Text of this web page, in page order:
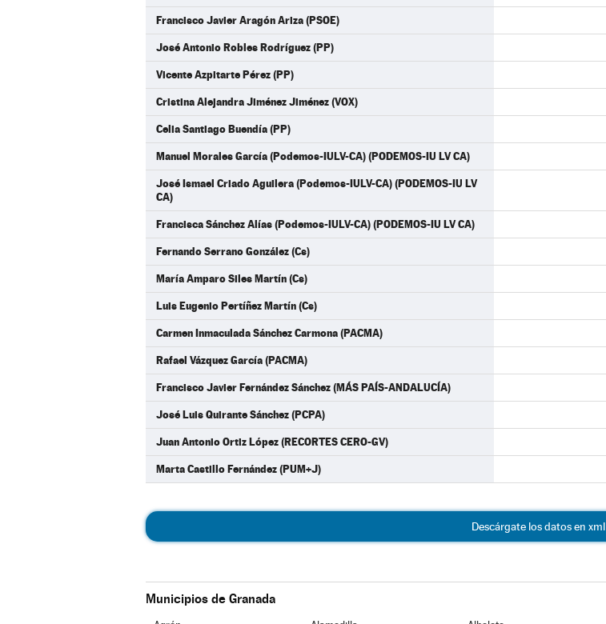
Francisco Javier Aragón Ariza (PSOE)
José Antonio Robles Rodríguez (PP)
Vicente Azpitarte Pérez (PP)
Cristina Alejandra Jiménez Jiménez (VOX)
Celia Santiago Buendía (PP)
Manuel Morales García (Podemos-IULV-CA) (PODEMOS-IU LV CA)
José Ismael Criado Aguilera (Podemos-IULV-CA) (PODEMOS-IU LV
CA)
Francisca Sánchez Alías (Podemos-IULV-CA) (PODEMOS-IU LV CA)
Fernando Serrano González (Cs)
María Amparo Siles Martín (Cs)
Luis Eugenio Pertíñez Martín (Cs)
Carmen Inmaculada Sánchez Carmona (PACMA)
Rafael Vázquez García (PACMA)
Francisco Javier Fernández Sánchez (MÁS PAÍS-ANDALUCÍA)
José Luis Quirante Sánchez (PCPA)
Juan Antonio Ortiz López (RECORTES CERO-GV)
Marta Castillo Fernández (PUM+J)
Descárgate los datos en xml
Municipios de Granada